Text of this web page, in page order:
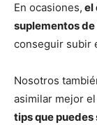
En ocasiones, el
suplementos
conseguir subir
Nosotros
asimilar mejor
tips que